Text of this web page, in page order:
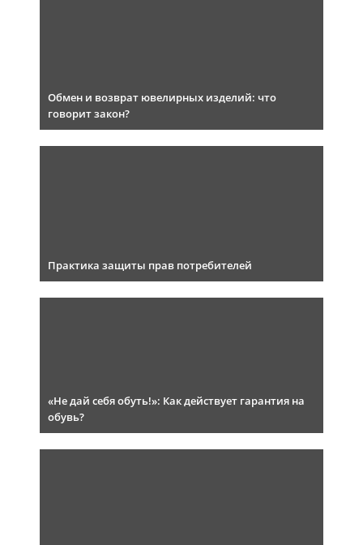
Обмен и возврат ювелирных изделий: что
говорит закон?
Практика защиты прав потребителей
«Не дай себя обуть!»: Как действует гарантия на
обувь?